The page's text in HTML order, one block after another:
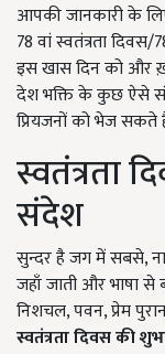
आपकी जानकारी के
78 वां स्वतंत्रता
इस खास दिन को और
देश भक्ति के कुछ ऐसे
प्रियजनों को भेज सकते
स्वतंत्रता
संदेश
सुन्दर है जग में सबसे,
जहाँ जाती और भाषा से
निशचल, पवन, प्रेम
स्वतंत्रता दिवस की